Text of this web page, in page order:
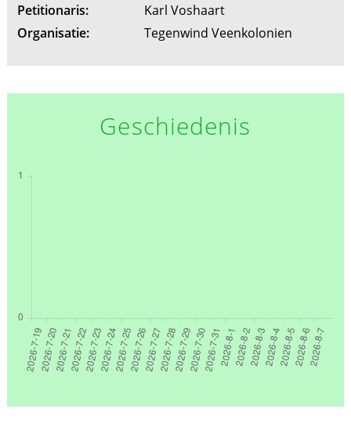
Petitionaris:
Karl Voshaart
Organisatie:
Tegenwind Veenkolonien
Geschiedenis